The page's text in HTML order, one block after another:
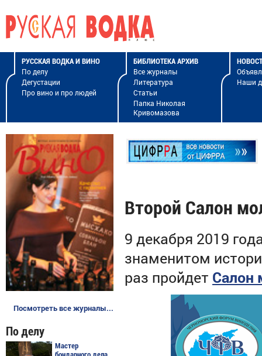
РУССКАЯ ВОДКА И ВИНО
По делу
Дегустации
Про вино и про людей
БИБЛИОТЕКА АРХИВ
Все журналы
Литература
Статьи
Папка Николая
Кривомазова
Наши
Посмотреть все журналы...
По делу
Мастер
Второй Салон
9 декабря 2019
знаменитом
раз пройдет Салон